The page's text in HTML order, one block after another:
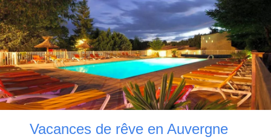
Vacances de rêve en Auvergne